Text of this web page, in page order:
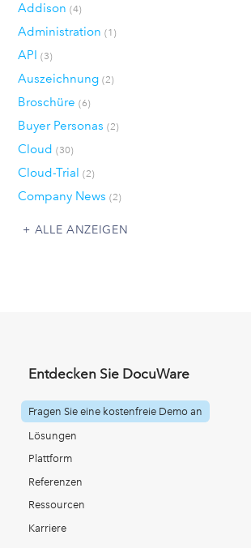
Addison (4)
Administration (1)
API (3)
Auszeichnung (2)
Broschüre (6)
Buyer Personas (2)
Cloud (30)
Cloud-Trial (2)
Company News (2)
ALLE ANZEIGEN
Entdecken Sie DocuWare
Fragen Sie eine kostenfreie Demo an
Lösungen
Plattform
Referenzen
Ressourcen
Karriere